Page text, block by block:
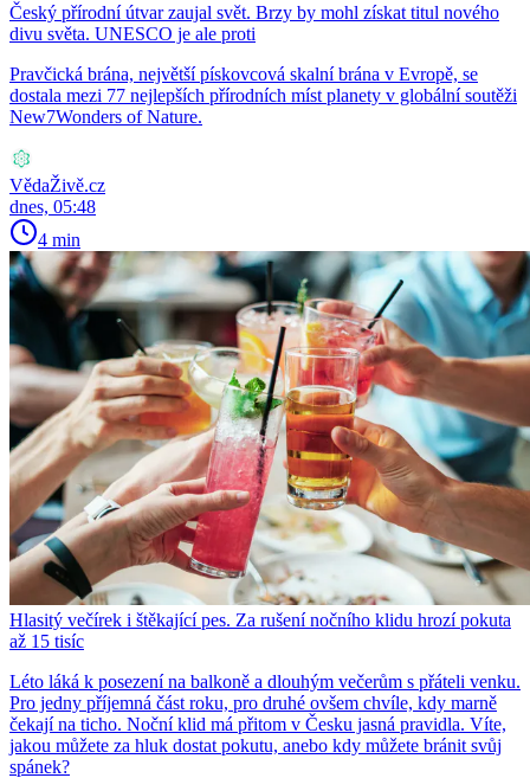
Český přírodní útvar zaujal svět. Brzy by mohl získat titul nového
divu světa. UNESCO je ale proti
Pravčická brána, největší pískovcová skalní brána v Evropě, se
dostala mezi 77 nejlepších přírodních míst planety v globální soutěži
New7Wonders of Nature.
VědaŽivě.cz
dnes, 05:48
4 min
Hlasitý večírek i štěkající pes. Za rušení nočního klidu hrozí pokuta
až 15 tisíc
Léto láká k posezení na balkoně a dlouhým večerům s přáteli venku.
Pro jedny příjemná část roku, pro druhé ovšem chvíle, kdy marně
čekají na ticho. Noční klid má přitom v Česku jasná pravidla. Víte,
jakou můžete za hluk dostat pokutu, anebo kdy můžete bránit svůj
spánek?